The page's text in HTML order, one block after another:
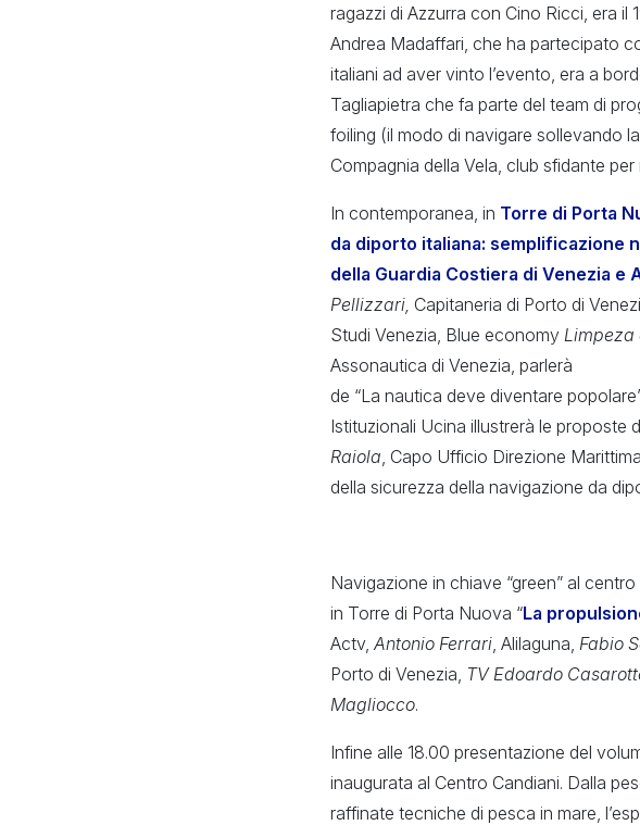
ragazzi di Azzurra con Cino Ricci, era
Andrea Madaffari, che ha partecipato
italiani ad aver vinto l’evento, era a
Tagliapietra che fa parte del team di
foiling (il modo di navigare sollevando
Compagnia della Vela, club sfidante per
In contemporanea, in Torre di Porta
da diporto italiana: semplificazione
della Guardia Costiera di Venezia e
Pellizzari, Capitaneria di Porto di
Studi Venezia, Blue economy Limpeza
Assonautica di Venezia, parlerà
de “La nautica deve diventare
Istituzionali Ucina illustrerà le proposte
Raiola , Capo Ufficio Direzione
della sicurezza della navigazione da
Navigazione in chiave “green” al
in Torre di Porta Nuova “La
Actv, Antonio Ferrari , Alilaguna, Fabio
Porto di Venezia, TV Edoardo
Magliocco.
Infine alle 18.00 presentazione del
inaugurata al Centro Candiani. Dalla
raffinate tecniche di pesca in mare,